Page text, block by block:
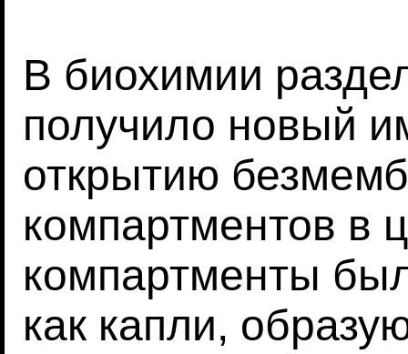
В биохимии
получило новый
открытию
компартментов в
компартменты
как капли,